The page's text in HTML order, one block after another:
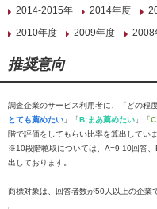
2014-2015年
2014年度
2010年度
2009年度 2008
推奨意向
調査企業のサービス利用者に、「どの程
とても薦めたい 」「B:まあ薦めたい 」「
階で評価をしてもらい比率を算出していま
※10段階聴取については、A=9-10回答
出しております。
商標対象は、回答者数が50人以上の企業